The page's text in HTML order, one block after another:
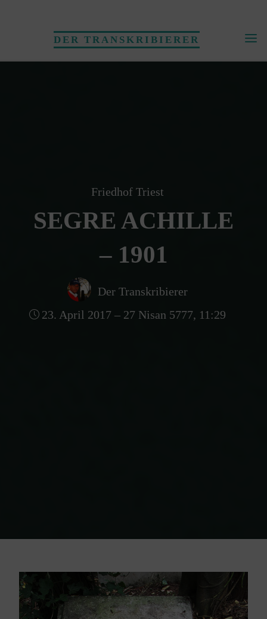
DER TRANSKRIBIERER
Friedhof Triest
SEGRE ACHILLE
– 1901
Der Transkribierer
23. April 2017 – 27 Nisan 5777, 11:29